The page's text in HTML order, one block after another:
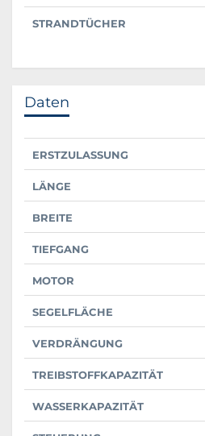
STRANDTÜCHER
Daten
ERSTZULASSUNG
LÄNGE
BREITE
TIEFGANG
MOTOR
SEGELFLÄCHE
VERDRÄNGUNG
TREIBSTOFFKAPAZITÄT
WASSERKAPAZITÄT